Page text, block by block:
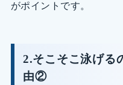
がポイントです。
2.そこそこ泳げる
由②